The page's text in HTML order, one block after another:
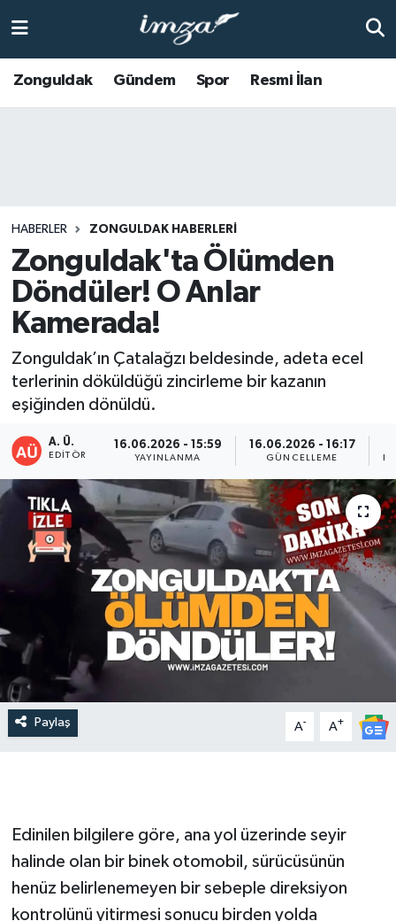
Zonguldak Gündem Spor Resmi İlan
HABERLER ZONGULDAK HABERLERI
Zonguldak'ta Ölümden
Döndüler! O Anlar
Kamerada!
Zonguldak’ın Çatalağzı beldesinde, adeta ecel
terlerinin döküldüğü zincirleme bir kazanın
eşiğinden dönüldü.
A. Ü.
EDITÖR
16.06.2026 - 15:59
YAYINLANMA
16.06.2026 - 16:17
GÜNCELLEME
Paylaş A- A+
Edinilen bilgilere göre, ana yol üzerinde seyir
halinde olan bir binek otomobil, sürücüsünün
henüz belirlenemeyen bir sebeple direksiyon
kontrolünü yitirmesi sonucu birden yolda
Anasayfa
BARTIN
BOLU
ÇAYCUMA
EREĞLİ
GÖKÇEBEY
KARABÜK
KASTAMONU
Zonguldak Hava Durumu
Tüm Manşetler
Son Dakika Haberleri
Haber Arşivi